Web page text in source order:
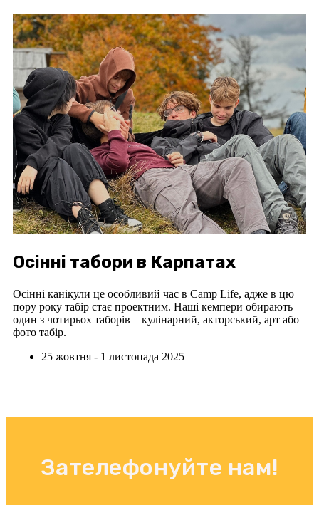
Осінні табори в Карпатах
Осінні канікули це особливий час в Camp Life, адже в цю
пору року табір стає проектним. Наші кемпери обирають
один з чотирьох таборів – кулінарний, акторський, арт або
фото табір.
25 жовтня - 1 листопада 2025
Зателефонуйте нам!